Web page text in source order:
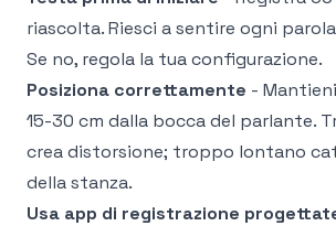
riascolta. Riesci a sentire ogni
Se no, regola la tua configurazione.
Posiziona correttamente -
15-30 cm dalla bocca del parlante.
crea distorsione; troppo lontano
della stanza.
Usa app di registrazione